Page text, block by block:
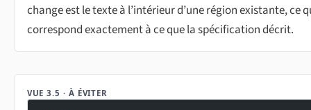
change est le texte à l’intérieur d’une région existante, ce
correspond exactement à ce que la spécification décrit.
VUE 3.5 · À ÉVITER